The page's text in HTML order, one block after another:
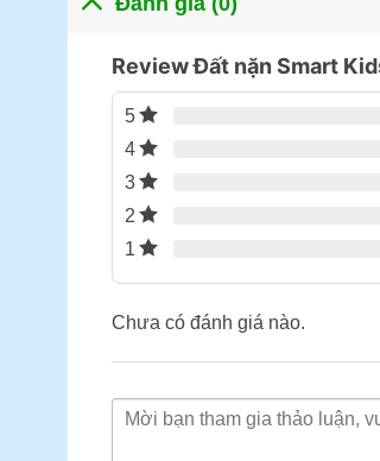
Review Đất nặn Smart
5
4
3
2
1
Chưa có đánh giá nào.